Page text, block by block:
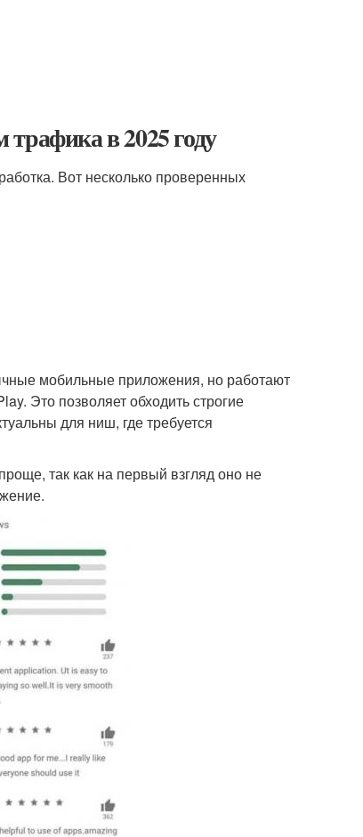
в 2025 году
Вот несколько проверенных
мобильные приложения, но работают
Это позволяет обходить строгие
для ниш, где требуется
так как на первый взгляд оно не